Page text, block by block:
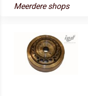
Meerdere shops